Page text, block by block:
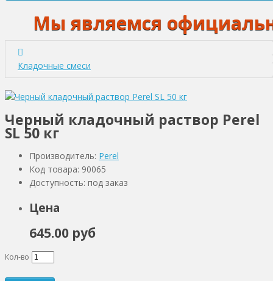
Мы являемся
Кладочные смеси
Черный кладочный раствор Perel
SL 50 кг
Производитель: Perel
Код товара: 90065
Доступность: под заказ
Цена
645.00 руб
Кол-во